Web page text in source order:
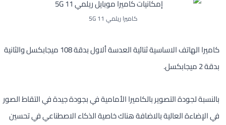
كاميرا ريلمي 11 5G
كاميرا الهاتف الاساسية ثنائية العدسة ألاول بدقة 108 ميجابكسل والثانية
بدقة 2 ميجابكسل.
بالنسبة لجودة التصوير بالكاميرا الأمامية في بجودة جيدة في التقاط الصور
في الإضاءة العالية بالاضافة هناك خاصية الذكاء الاصطناعي في تحسين